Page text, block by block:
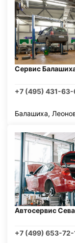
Сервис
+7 (495) 431-
Балашиха,
Автосервис
+7 (499) 653-72-